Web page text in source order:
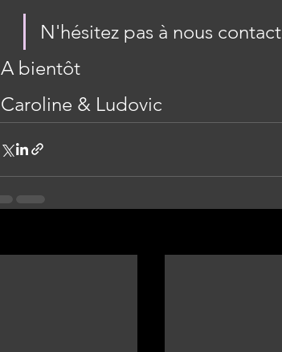
N'hésitez pas à nous
A bientôt
Caroline & Ludovic